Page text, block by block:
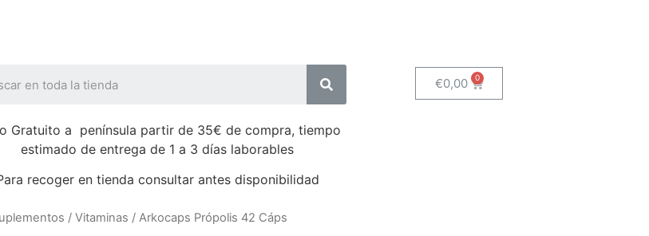
Gratuito a península partir de 35€ de compra, tiempo
estimado de entrega de 1 a 3 días laborables
recoger en tienda consultar antes disponibilidad
€0,00
/ Vitaminas / Arkocaps Própolis 42 Cáps